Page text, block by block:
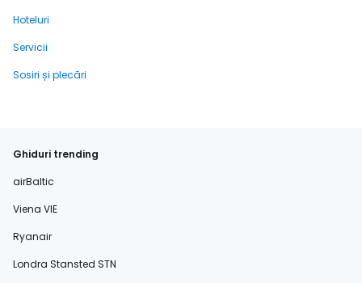
Hoteluri
Servicii
Sosiri și plecări
Ghiduri trending
airBaltic
Viena VIE
Ryanair
Londra Stansted STN